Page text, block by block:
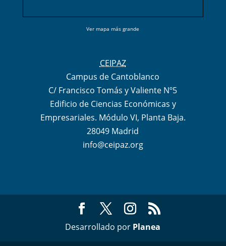
Ver mapa más grande
CEIPAZ
Campus de Cantoblanco
C/ Francisco Tomás y Valiente Nº5
Edificio de Ciencias Económicas y
Empresariales. Módulo VI, Planta Baja.
28049 Madrid
info@ceipaz.org
Desarrollado por Planea